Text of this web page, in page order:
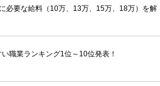
必要な給料（10万、13万、15万、18万）を解
職業ランキング1位～10位発表！